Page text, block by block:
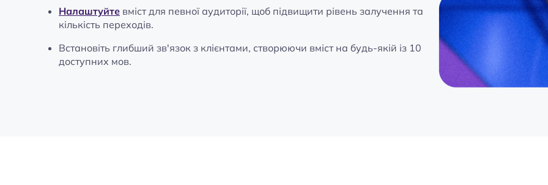
Налаштуйте вміст для певної аудиторії, щоб підвищити рівень залучення та
кількість переходів.
Встановіть глибший зв'язок з клієнтами, створюючи вміст на будь-якій із 10
доступних мов.